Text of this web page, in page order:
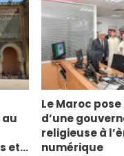
et…
Le Maroc
d’une
religieuse à
numérique